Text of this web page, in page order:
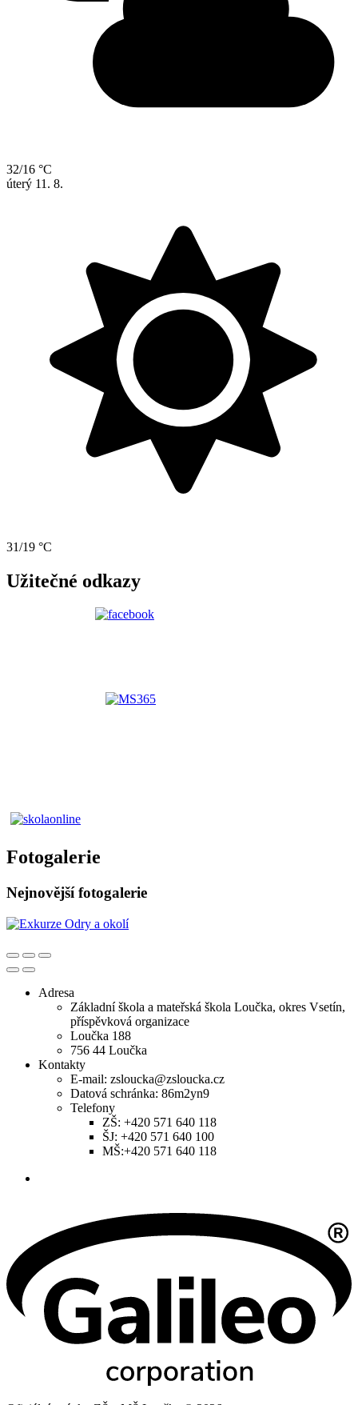
32/16 °C
úterý 11. 8.
31/19 °C
Užitečné odkazy
Fotogalerie
Nejnovější fotogalerie
Adresa
Základní škola a mateřská škola Loučka, okres Vsetín,
příspěvková organizace
Loučka 188
756 44 Loučka
Kontakty
E-mail: zsloucka@zsloucka.cz
Datová schránka: 86m2yn9
Telefony
ZŠ: +420 571 640 118
ŠJ: +420 571 640 100
MŠ:+420 571 640 118